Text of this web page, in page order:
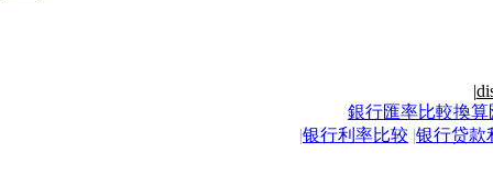
|
銀行匯率比較換算
|银行利率比较 |银行贷款